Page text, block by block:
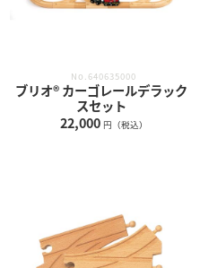
No.640635000
ブリオ® カーゴレールデラック
スセット
22,000 円（税込）